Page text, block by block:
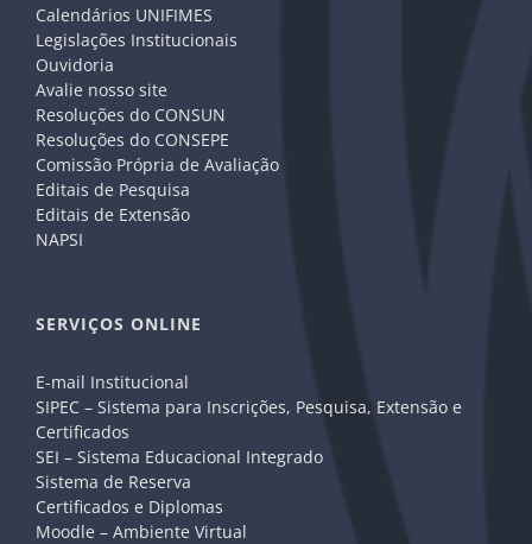
Calendários UNIFIMES
Legislações Institucionais
Ouvidoria
Avalie nosso site
Resoluções do CONSUN
Resoluções do CONSEPE
Comissão Própria de Avaliação
Editais de Pesquisa
Editais de Extensão
NAPSI
SERVIÇOS ONLINE
E-mail Institucional
SIPEC – Sistema para Inscrições, Pesquisa, Extensão e
Certificados
SEI – Sistema Educacional Integrado
Sistema de Reserva
Certificados e Diplomas
Moodle – Ambiente Virtual